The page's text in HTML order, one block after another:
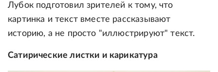
Лубок подготовил зрителей к тому, что
картинка и текст вместе рассказывают
историю, а не просто "иллюстрируют" текст.
Сатирические листки и карикатура